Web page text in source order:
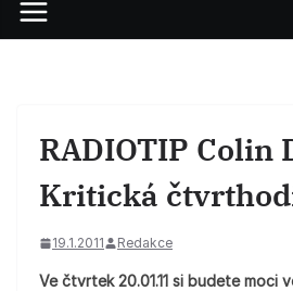
RADIOTIP Colin
Kritická
19.1.2011 Redakce
Ve čtvrtek 20.01.11 si budete moci